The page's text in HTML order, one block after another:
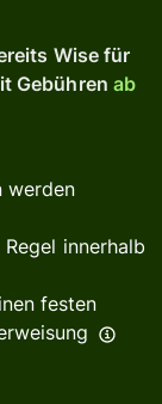
Wise für
Gebühren ab
werden
innerhalb
festen